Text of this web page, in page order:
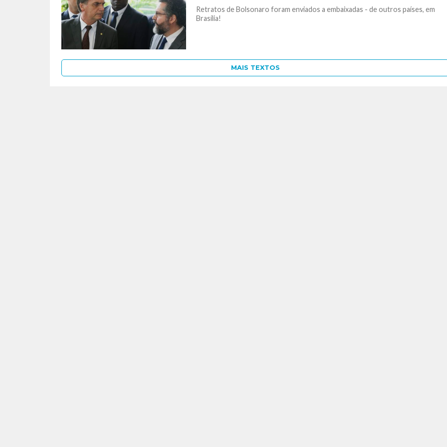
Retratos de Bolsonaro foram enviados a embaixadas - de outros países, em
Brasília!
MAIS TEXTOS